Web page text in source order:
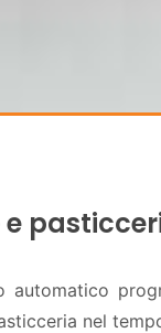
e
automatico
nel